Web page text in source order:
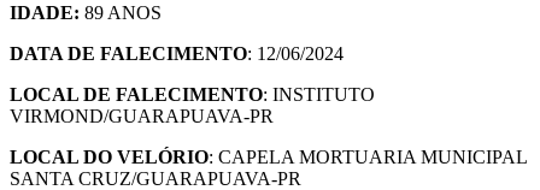
IDADE: 89 ANOS
DATA DE FALECIMENTO: 12/06/2024
LOCAL DE FALECIMENTO: INSTITUTO
VIRMOND/GUARAPUAVA-PR
LOCAL DO VELÓRIO: CAPELA MORTUARIA MUNICIPAL
SANTA CRUZ/GUARAPUAVA-PR